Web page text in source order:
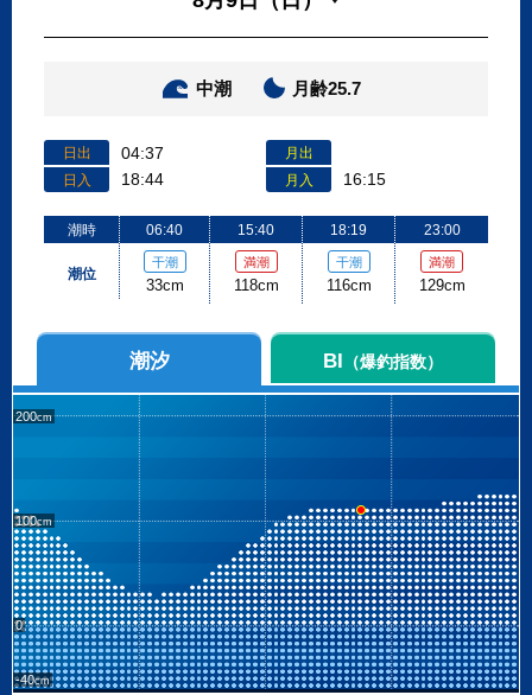
中潮 月齢25.7
日出 04:37
日入 18:44
月出
月入
16:15
潮時
潮位
06:40
干潮
33cm
15:40
満潮
118cm
18:19
干潮
116cm
23:00
満潮
129cm
潮汐 BI （爆釣指数）
200
100
0
-40